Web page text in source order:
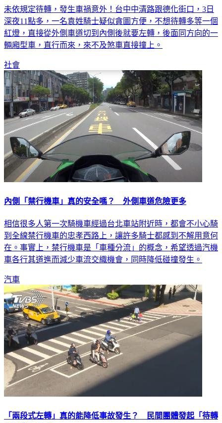
未依規定待轉，發生車禍意外！台中中清路跟德化街口，3日
深夜11點多，一名袁姓騎士疑似貪圖方便，不想待轉多等一個
紅燈，直接從外側車道切到內側後就要左轉，後面同方向的一
輛廂型車，直行而來，來不及煞車直接撞上。
社會
內側「禁行機車」真的安全嗎？ 外側車道危險更多
相信很多人第一次騎機車經過台北車站附近時，都會不小心騎
到全線禁行機車的忠孝西路上，讓許多騎士都感到不解用意何
在。事實上，禁行機車是「車種分流」的概念，希望透過汽機
車各行其道進而減少車流交織機會，同時降低碰撞發生。
汽車
「兩段式左轉」真的能降低事故發生？ 民間團體發起「待轉